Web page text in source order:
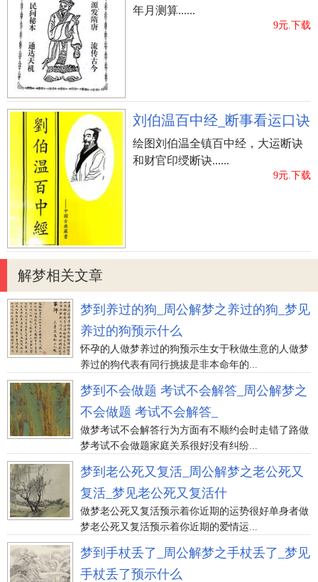
年月测算......
9元.下载
刘伯温百中经_断事看运口诀
绘图刘伯温全镇百中经，大运断诀
和财官印绶断诀......
9元.下载
解梦相关文章
梦到养过的狗_周公解梦之养过的狗_梦见
养过的狗预示什么
怀孕的人做梦养过的狗预示生女于秋做生意的人做梦
养过的狗代表有同行挑拔是非本命年的...
梦到不会做题 考试不会解答_周公解梦之
不会做题 考试不会解答_
做梦考试不会解答行为方面有不顺约会时走错了路做
梦考试不会做题家庭关系很好没有纠纷...
梦到老公死又复活_周公解梦之老公死又
复活_梦见老公死又复活什
做梦老公死又复活预示着你近期的运势很好单身者做
梦老公死又复活预示着你近期的爱情运...
梦到手杖丢了_周公解梦之手杖丢了_梦见
手杖丢了预示什么